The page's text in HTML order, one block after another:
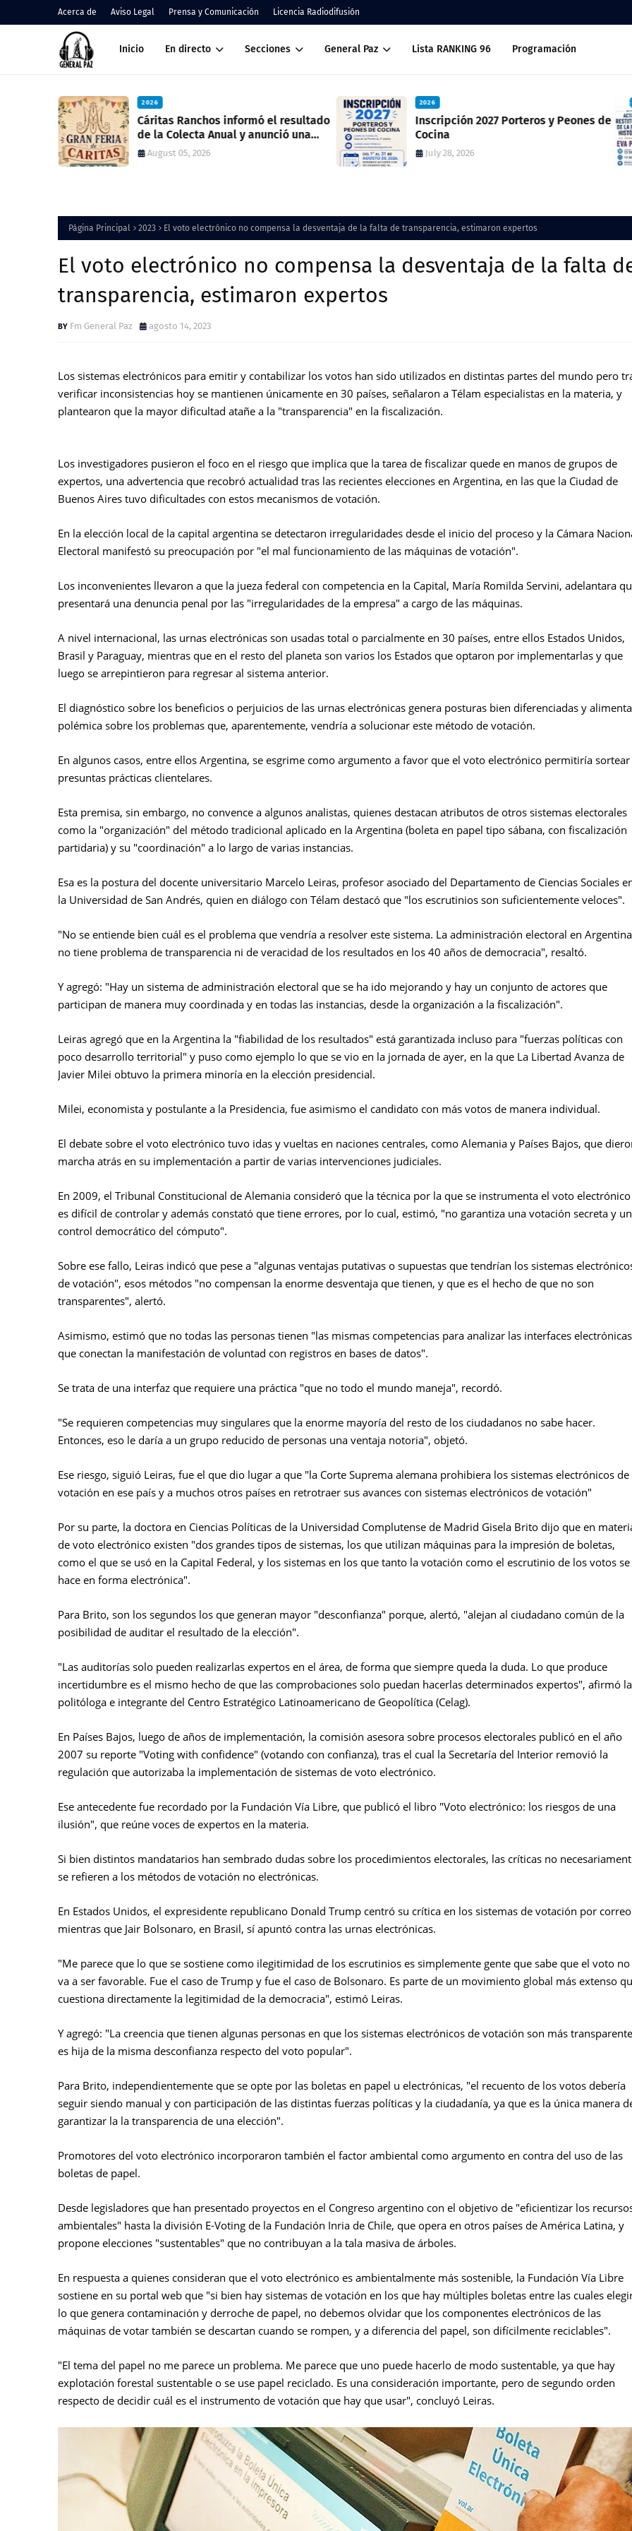
Acerca de Aviso Legal Prensa y Comunicación Licencia Radiodifusión
Inicio En directo Secciones General Paz Lista RANKING 96 Programación
2026
Cáritas Ranchos informó el resultado
de la Colecta Anual y anunció una
nueva feria solidaria
August 05, 2026
2026
Inscripción 2027 Porteros y Peones de
Cocina
July 28, 2026
Página Principal 2023 El voto electrónico no compensa la desventaja de la falta de transparencia, estimaron expertos
El voto electrónico no compensa la desventaja de la falta
transparencia, estimaron expertos
Fm General Paz agosto 14, 2023
Los sistemas electrónicos para emitir y contabilizar los votos han sido utilizados en distintas partes del mundo pero
verificar inconsistencias hoy se mantienen únicamente en 30 países, señalaron a Télam especialistas en la materia, y
plantearon que la mayor dificultad atañe a la "transparencia" en la fiscalización.
Los investigadores pusieron el foco en el riesgo que implica que la tarea de fiscalizar quede en manos de grupos de
expertos, una advertencia que recobró actualidad tras las recientes elecciones en Argentina, en las que la Ciudad de
Buenos Aires tuvo dificultades con estos mecanismos de votación.
En la elección local de la capital argentina se detectaron irregularidades desde el inicio del proceso y la Cámara
Electoral manifestó su preocupación por "el mal funcionamiento de las máquinas de votación".
Los inconvenientes llevaron a que la jueza federal con competencia en la Capital, María Romilda Servini, adelantara
presentará una denuncia penal por las "irregularidades de la empresa" a cargo de las máquinas.
A nivel internacional, las urnas electrónicas son usadas total o parcialmente en 30 países, entre ellos Estados Unidos,
Brasil y Paraguay, mientras que en el resto del planeta son varios los Estados que optaron por implementarlas y que
luego se arrepintieron para regresar al sistema anterior.
El diagnóstico sobre los beneficios o perjuicios de las urnas electrónicas genera posturas bien diferenciadas y
polémica sobre los problemas que, aparentemente, vendría a solucionar este método de votación.
En algunos casos, entre ellos Argentina, se esgrime como argumento a favor que el voto electrónico permitiría sortear
presuntas prácticas clientelares.
Esta premisa, sin embargo, no convence a algunos analistas, quienes destacan atributos de otros sistemas electorales
como la "organización" del método tradicional aplicado en la Argentina (boleta en papel tipo sábana, con fiscalización
partidaria) y su "coordinación" a lo largo de varias instancias.
Esa es la postura del docente universitario Marcelo Leiras, profesor asociado del Departamento de Ciencias Sociales
la Universidad de San Andrés, quien en diálogo con Télam destacó que "los escrutinios son suficientemente veloces".
"No se entiende bien cuál es el problema que vendría a resolver este sistema. La administración electoral en Argentina
no tiene problema de transparencia ni de veracidad de los resultados en los 40 años de democracia", resaltó.
Y agregó: "Hay un sistema de administración electoral que se ha ido mejorando y hay un conjunto de actores que
participan de manera muy coordinada y en todas las instancias, desde la organización a la fiscalización".
Leiras agregó que en la Argentina la "fiabilidad de los resultados" está garantizada incluso para "fuerzas políticas con
poco desarrollo territorial" y puso como ejemplo lo que se vio en la jornada de ayer, en la que La Libertad Avanza de
Javier Milei obtuvo la primera minoría en la elección presidencial.
Milei, economista y postulante a la Presidencia, fue asimismo el candidato con más votos de manera individual.
El debate sobre el voto electrónico tuvo idas y vueltas en naciones centrales, como Alemania y Países Bajos, que
marcha atrás en su implementación a partir de varias intervenciones judiciales.
En 2009, el Tribunal Constitucional de Alemania consideró que la técnica por la que se instrumenta el voto electrónico
es difícil de controlar y además constató que tiene errores, por lo cual, estimó, "no garantiza una votación secreta y un
control democrático del cómputo".
Sobre ese fallo, Leiras indicó que pese a "algunas ventajas putativas o supuestas que tendrían los sistemas
de votación", esos métodos "no compensan la enorme desventaja que tienen, y que es el hecho de que no son
transparentes", alertó.
Asimismo, estimó que no todas las personas tienen "las mismas competencias para analizar las interfaces electrónicas
que conectan la manifestación de voluntad con registros en bases de datos".
Se trata de una interfaz que requiere una práctica "que no todo el mundo maneja", recordó.
"Se requieren competencias muy singulares que la enorme mayoría del resto de los ciudadanos no sabe hacer.
Entonces, eso le daría a un grupo reducido de personas una ventaja notoria", objetó.
Ese riesgo, siguió Leiras, fue el que dio lugar a que "la Corte Suprema alemana prohibiera los sistemas electrónicos de
votación en ese país y a muchos otros países en retrotraer sus avances con sistemas electrónicos de votación"
Por su parte, la doctora en Ciencias Políticas de la Universidad Complutense de Madrid Gisela Brito dijo que en
de voto electrónico existen "dos grandes tipos de sistemas, los que utilizan máquinas para la impresión de boletas,
como el que se usó en la Capital Federal, y los sistemas en los que tanto la votación como el escrutinio de los votos se
hace en forma electrónica".
Para Brito, son los segundos los que generan mayor "desconfianza" porque, alertó, "alejan al ciudadano común de la
posibilidad de auditar el resultado de la elección".
"Las auditorías solo pueden realizarlas expertos en el área, de forma que siempre queda la duda. Lo que produce
incertidumbre es el mismo hecho de que las comprobaciones solo puedan hacerlas determinados expertos", afirmó la
politóloga e integrante del Centro Estratégico Latinoamericano de Geopolítica (Celag).
En Países Bajos, luego de años de implementación, la comisión asesora sobre procesos electorales publicó en el año
2007 su reporte "Voting with confidence" (votando con confianza), tras el cual la Secretaría del Interior removió la
regulación que autorizaba la implementación de sistemas de voto electrónico.
Ese antecedente fue recordado por la Fundación Vía Libre, que publicó el libro "Voto electrónico: los riesgos de una
ilusión", que reúne voces de expertos en la materia.
Si bien distintos mandatarios han sembrado dudas sobre los procedimientos electorales, las críticas no
se refieren a los métodos de votación no electrónicas.
En Estados Unidos, el expresidente republicano Donald Trump centró su crítica en los sistemas de votación por correo
mientras que Jair Bolsonaro, en Brasil, sí apuntó contra las urnas electrónicas.
"Me parece que lo que se sostiene como ilegitimidad de los escrutinios es simplemente gente que sabe que el voto
va a ser favorable. Fue el caso de Trump y fue el caso de Bolsonaro. Es parte de un movimiento global más extenso
cuestiona directamente la legitimidad de la democracia", estimó Leiras.
Y agregó: "La creencia que tienen algunas personas en que los sistemas electrónicos de votación son más
es hija de la misma desconfianza respecto del voto popular".
Para Brito, independientemente que se opte por las boletas en papel u electrónicas, "el recuento de los votos debería
seguir siendo manual y con participación de las distintas fuerzas políticas y la ciudadanía, ya que es la única manera
garantizar la la transparencia de una elección".
Promotores del voto electrónico incorporaron también el factor ambiental como argumento en contra del uso de las
boletas de papel.
Desde legisladores que han presentado proyectos en el Congreso argentino con el objetivo de "eficientizar los
ambientales" hasta la división E-Voting de la Fundación Inria de Chile, que opera en otros países de América Latina, y
propone elecciones "sustentables" que no contribuyan a la tala masiva de árboles.
En respuesta a quienes consideran que el voto electrónico es ambientalmente más sostenible, la Fundación Vía Libre
sostiene en su portal web que "si bien hay sistemas de votación en los que hay múltiples boletas entre las cuales
lo que genera contaminación y derroche de papel, no debemos olvidar que los componentes electrónicos de las
máquinas de votar también se descartan cuando se rompen, y a diferencia del papel, son difícilmente reciclables".
"El tema del papel no me parece un problema. Me parece que uno puede hacerlo de modo sustentable, ya que hay
explotación forestal sustentable o se use papel reciclado. Es una consideración importante, pero de segundo orden
respecto de decidir cuál es el instrumento de votación que hay que usar", concluyó Leiras.